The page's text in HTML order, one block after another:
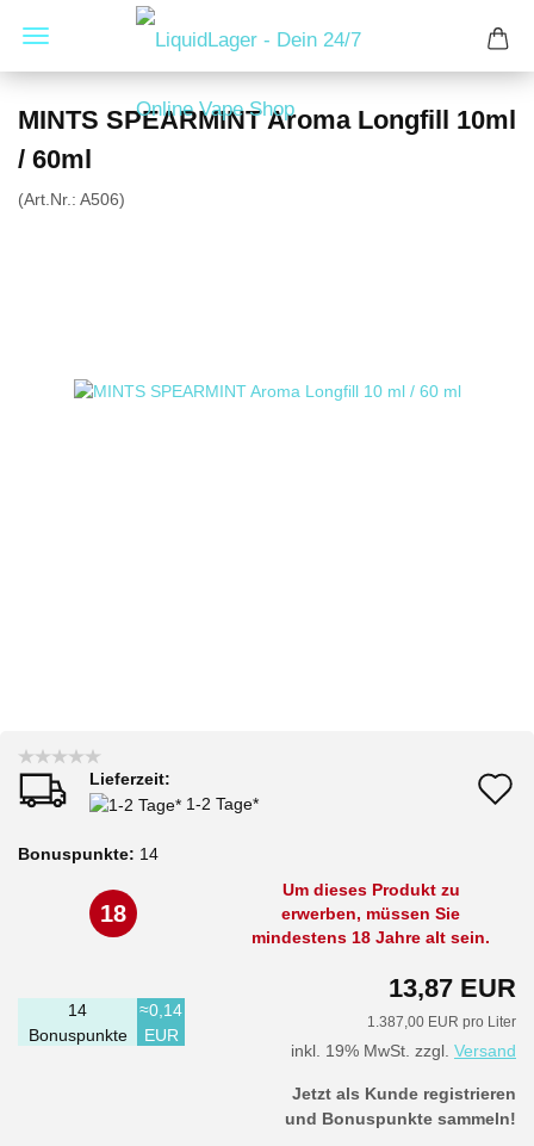
MINTS SPEARMINT Aroma Longfill 10ml
/ 60ml
(Art.Nr.: A506)
Lieferzeit:
1-2 Tage*
Bonuspunkte: 14
18
Um dieses Produkt zu
erwerben, müssen Sie
mindestens 18 Jahre alt sein.
13,87 EUR
1.387,00 EUR pro Liter
inkl. 19% MwSt. zzgl. Versand
14
Bonuspunkte
≈0,14
EUR
Jetzt als Kunde registrieren
und Bonuspunkte sammeln!